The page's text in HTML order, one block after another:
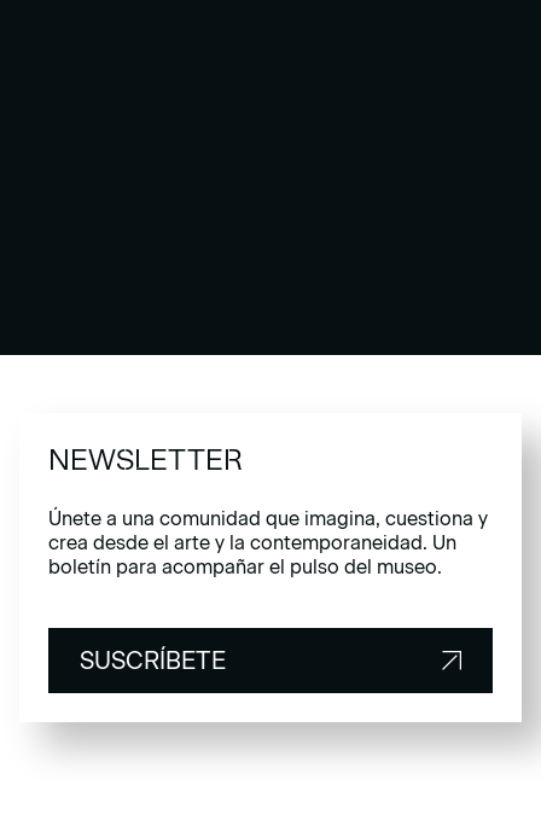
NEWSLETTER
Únete a una comunidad que imagina, cuestiona y
crea desde el arte y la contemporaneidad. Un
boletín para acompañar el pulso del museo.
SUSCRÍBETE
SUSCRÍBETE